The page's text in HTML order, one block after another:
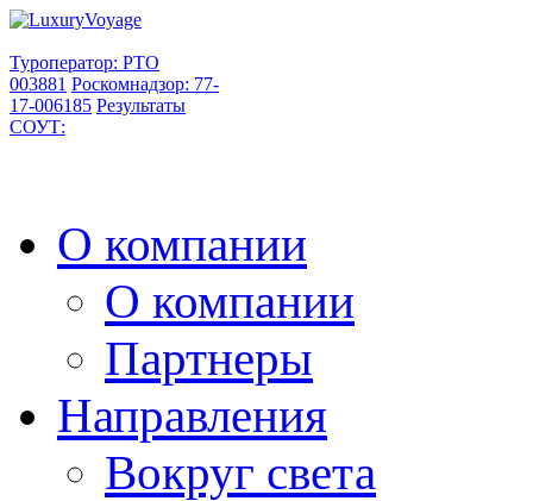
Туроператор: РТО
003881 Роскомнадзор: 77-
17-006185 Результаты
СОУТ:
О компании
О компании
Партнеры
Направления
Вокруг света